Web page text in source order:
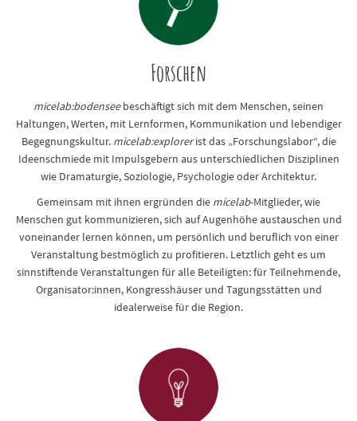
Forschen
micelab:bodenseebeschäftigt sich mit dem Menschen, seinen
Haltungen, Werten, mit Lernformen, Kommunikation und lebendiger
Begegnungskultur. micelab:explorerist das „Forschungslabor“, die
Ideenschmiede mit Impulsgebern aus unterschiedlichen Disziplinen
wie Dramaturgie, Soziologie, Psychologie oder Architektur.
Gemeinsam mit ihnen ergründen die micelab-Mitglieder, wie
Menschen gut kommunizieren, sich auf Augenhöhe austauschen und
voneinander lernen können, um persönlich und beruflich von einer
Veranstaltung bestmöglich zu profitieren. Letztlich geht es um
sinnstiftende Veranstaltungen für alle Beteiligten: für Teilnehmende,
Organisator:innen, Kongresshäuser und Tagungsstätten und
idealerweise für die Region.